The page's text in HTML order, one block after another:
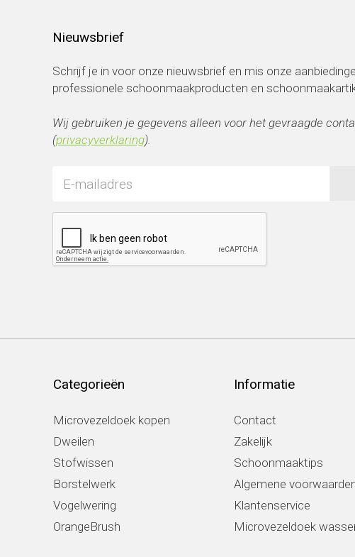
Nieuwsbrief
Schrijf je in voor onze nieuwsbrief en mis onze
professionele schoonmaakproducten en
Wij gebruiken je gegevens alleen voor het gevraagde
(privacyverklaring).
Categorieën
Microvezeldoek kopen
Dweilen
Stofwissen
Borstelwerk
Vogelwering
OrangeBrush
Informatie
Contact
Zakelijk
Schoonmaaktips
Algemene
Klantenservice
Microvezeldoek